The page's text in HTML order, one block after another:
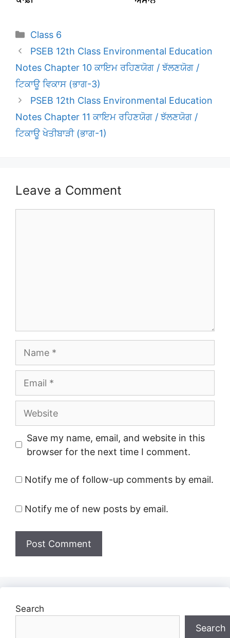
Categories
Class 6
PSEB 12th Class Environmental Education
Notes Chapter 10 ਕਾਇਮ ਰਹਿਣਯੋਗ / ਝੱਲਣਯੋਗ /
ਟਿਕਾਊ ਵਿਕਾਸ (ਭਾਗ-3)
PSEB 12th Class Environmental Education
Notes Chapter 11 ਕਾਇਮ ਰਹਿਣਯੋਗ / ਝੱਲਣਯੋਗ /
ਟਿਕਾਊ ਖੇਤੀਬਾੜੀ (ਭਾਗ-1)
Leave a Comment
Website
Save my name, email, and website in this
browser for the next time I comment.
Notify me of follow-up comments by email.
Notify me of new posts by email.
Search
Search